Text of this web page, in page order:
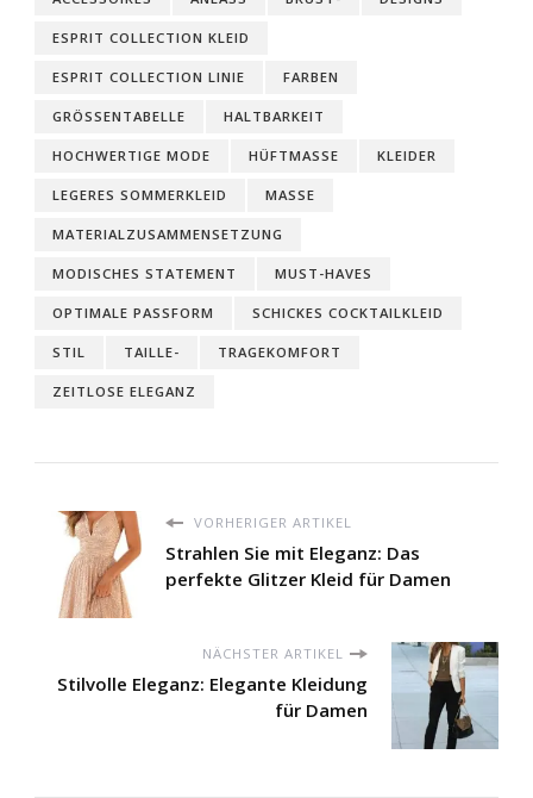
ESPRIT COLLECTION KLEID
ESPRIT COLLECTION LINIE FARBEN
GRÖSSENTABELLE HALTBARKEIT
HOCHWERTIGE MODE HÜFTMASSE KLEIDER
LEGERES SOMMERKLEID MASSE
MATERIALZUSAMMENSETZUNG
MODISCHES STATEMENT MUST-HAVES
OPTIMALE PASSFORM SCHICKES COCKTAILKLEID
STIL TAILLE- TRAGEKOMFORT
ZEITLOSE ELEGANZ
VORHERIGER ARTIKEL
Strahlen Sie mit Eleganz: Das
perfekte Glitzer Kleid für Damen
NÄCHSTER ARTIKEL
Stilvolle Eleganz: Elegante Kleidung
für Damen